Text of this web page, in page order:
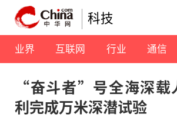
科技
业界 互联网 行业 通信
“奋斗者”号全海深载
利完成万米深潜试验